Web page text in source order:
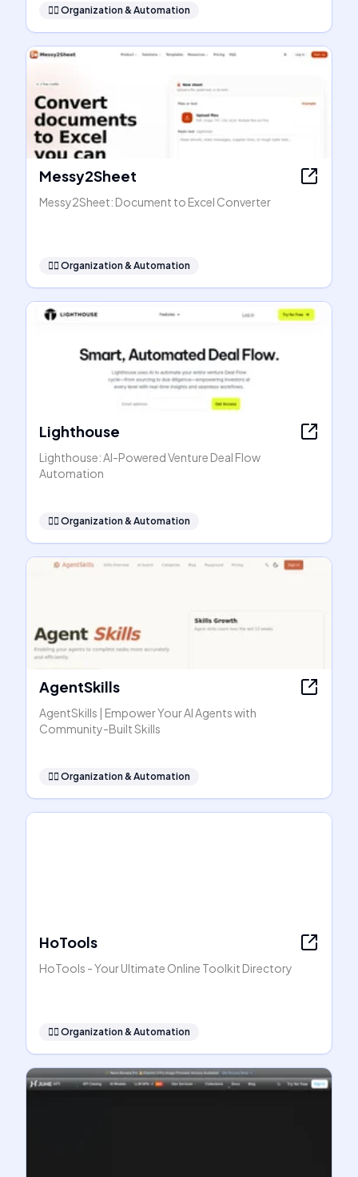
🧞‍♂️ Organization & Automation
Messy2Sheet
Messy2Sheet: Document to Excel Converter
🧞‍♂️ Organization & Automation
Lighthouse
Lighthouse: AI-Powered Venture Deal Flow
Automation
🧞‍♂️ Organization & Automation
AgentSkills
AgentSkills | Empower Your AI Agents with
Community-Built Skills
🧞‍♂️ Organization & Automation
HoTools
HoTools - Your Ultimate Online Toolkit Directory
🧞‍♂️ Organization & Automation